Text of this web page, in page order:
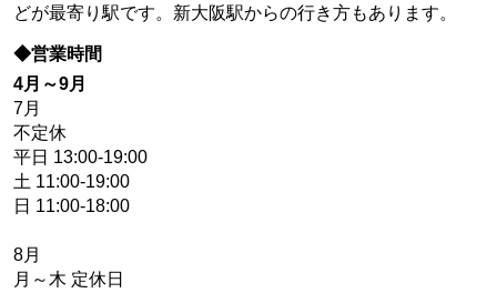
どが最寄り駅です。新大阪駅からの行き方もあります。
◆営業時間
4月～9月
7月
不定休
平日 13:00-19:00
土 11:00-19:00
日 11:00-18:00
8月
月～木 定休日